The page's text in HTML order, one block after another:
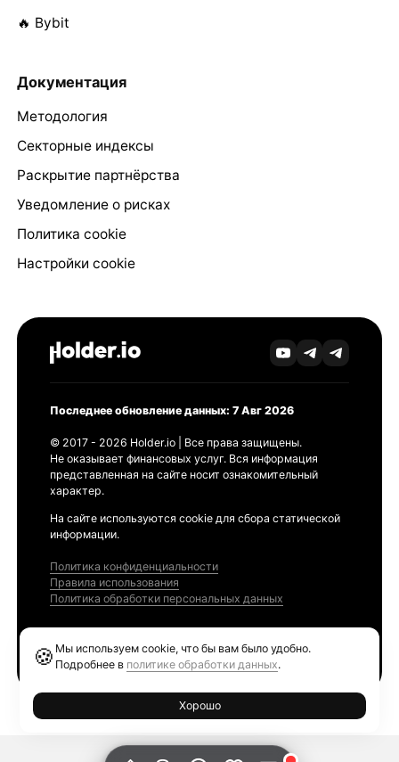
🔥 Bybit
Документация
Методология
Секторные индексы
Раскрытие партнёрства
Уведомление о рисках
Политика cookie
Настройки cookie
Последнее обновление данных: 7 Авг 2026
© 2017 - 2026 Holder.io | Все права защищены.
Не оказывает финансовых услуг. Вся информация
представленная на сайте носит ознакомительный
характер.
На сайте используются cookie для сбора статической
информации.
Политика конфиденциальности
Правила использования
Политика обработки персональных данных
🍪 Мы используем cookie, что бы вам было удобно.
Подробнее в политике обработки данных.
Хорошо
Ethereum GAS Tracker